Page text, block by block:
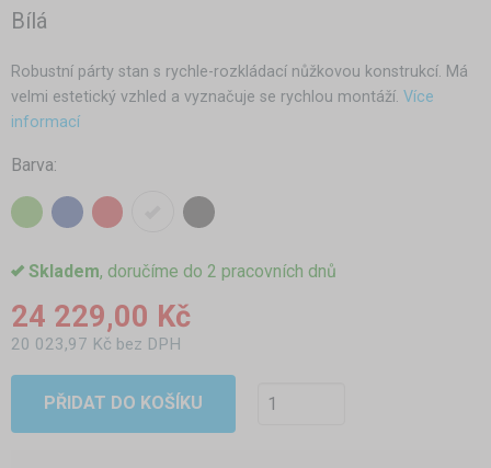
Bílá
Robustní párty stan s rychle-rozkládací nůžkovou konstrukcí. Má
velmi estetický vzhled a vyznačuje se rychlou montáží. Více
informací
Barva:
Skladem, doručíme do 2 pracovních dnů
24 229,00 Kč
20 023,97 Kč bez DPH
PŘIDAT DO KOŠÍKU